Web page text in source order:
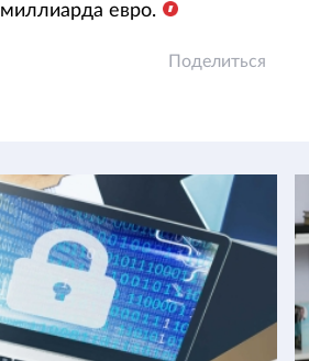
евро.
Поделиться